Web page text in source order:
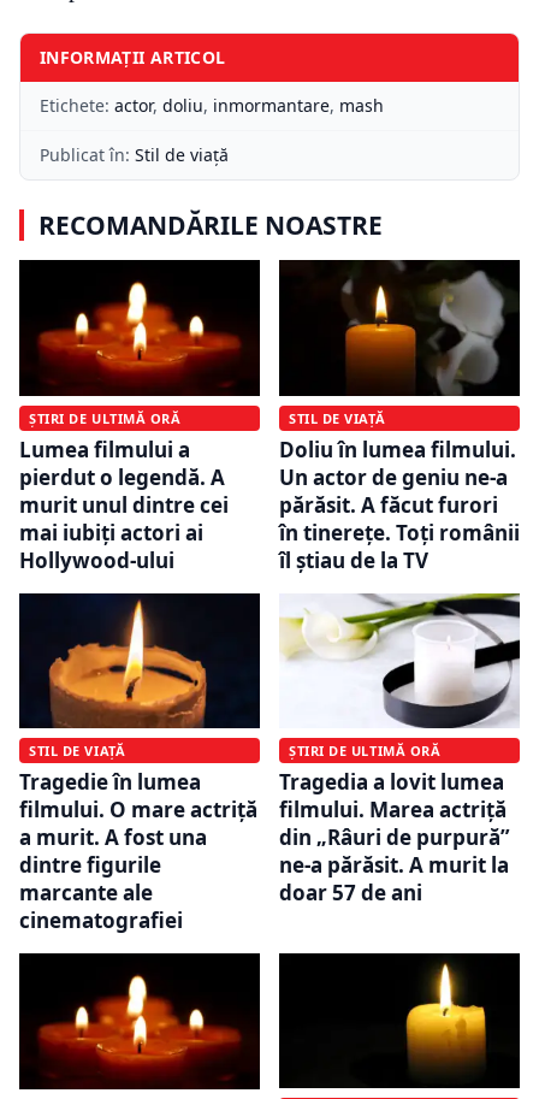
INFORMAȚII ARTICOL
Etichete: actor, doliu, inmormantare, mash
Publicat în: Stil de viață
RECOMANDĂRILE NOASTRE
ȘTIRI DE ULTIMĂ ORĂ
Lumea filmului a
pierdut o legendă. A
murit unul dintre cei
mai iubiți actori ai
Hollywood-ului
STIL DE VIAȚĂ
Doliu în lumea filmului.
Un actor de geniu ne-a
părăsit. A făcut furori
în tinerețe. Toți românii
îl știau de la TV
STIL DE VIAȚĂ
Tragedie în lumea
filmului. O mare actriță
a murit. A fost una
dintre figurile
marcante ale
cinematografiei
ȘTIRI DE ULTIMĂ ORĂ
Tragedia a lovit lumea
filmului. Marea actriță
din „Râuri de purpură”
ne-a părăsit. A murit la
doar 57 de ani